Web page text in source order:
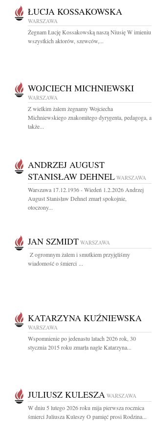
ŁUCJA KOSSAKOWSKA
WARSZAWA
Żegnam Łucję Kossakowską naszą Niusię W imieniu
wszystkich aktorów, szewców,...
WOJCIECH MICHNIEWSKI
WARSZAWA
Z wielkim żalem żegnamy Wojciecha
Michniewskiego znakomitego dyrygenta, pedagoga, a
także...
ANDRZEJ AUGUST
STANISŁAW DEHNEL WARSZAWA
Warszawa 17.12.1936 - Wiedeń 1.2.2026 Andrzej
August Stanisław Dehnel zmarł spokojnie,
otoczony...
JAN SZMIDT WARSZAWA
Z ogromnym żalem i smutkiem przyjęliśmy
wiadomość o śmierci ...
KATARZYNA KUŹNIEWSKA
WARSZAWA
Wspomnienie po jedenastu latach 2026 rok, 30
stycznia 2015 roku zmarła nagle Katarzyna...
JULIUSZ KULESZA WARSZAWA
W dniu 5 lutego 2026 roku mija pierwsza rocznica
śmierci Juliusza Kuleszy O pamięć prosi Rodzina...